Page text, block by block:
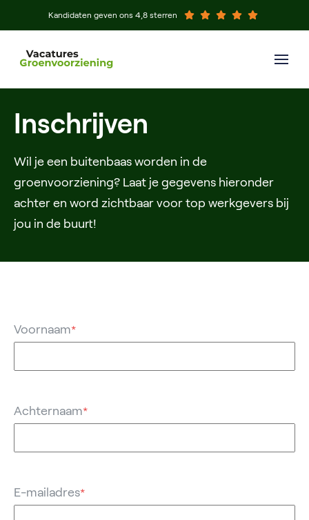
Kandidaten geven ons 4,8 sterren
Inschrijven
Wil je een buitenbaas worden in de
groenvoorziening? Laat je gegevens hieronder
achter en word zichtbaar voor top werkgevers bij
jou in de buurt!
Voornaam*
Achternaam*
E-mailadres*